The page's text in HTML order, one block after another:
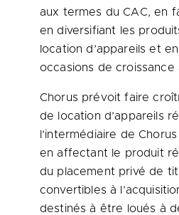
aux termes du CAC, en
en diversifiant les
location d’appareils et
occasions de croissance
Chorus prévoit faire
de location d’appareils
l’intermédiaire de
en affectant le produit
du placement privé de
convertibles à
destinés à être loués à